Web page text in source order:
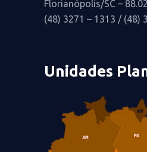
Florianópolis/SC –
(48) 3271 – 1313 / (48)
Unidades